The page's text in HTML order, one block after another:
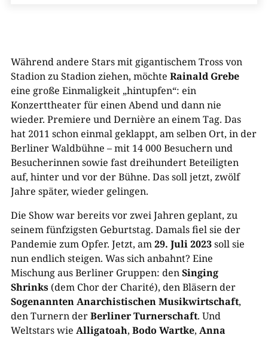
Während andere Stars mit gigantischem Tross von
Stadion zu Stadion ziehen, möchte Rainald Grebe
eine große Einmaligkeit „hintupfen“: ein
Konzerttheater für einen Abend und dann nie
wieder. Premiere und Dernière an einem Tag. Das
hat 2011 schon einmal geklappt, am selben Ort, in der
Berliner Waldbühne – mit 14 000 Besuchern und
Besucherinnen sowie fast dreihundert Beteiligten
auf, hinter und vor der Bühne. Das soll jetzt, zwölf
Jahre später, wieder gelingen.
Die Show war bereits vor zwei Jahren geplant, zu
seinem fünfzigsten Geburtstag. Damals fiel sie der
Pandemie zum Opfer. Jetzt, am29. Juli 2023soll sie
nun endlich steigen. Was sich anbahnt? Eine
Mischung aus Berliner Gruppen: denSinging
Shrinks(dem Chor der Charité), den Bläsern der
Sogenannten Anarchistischen Musikwirtschaft,
den Turnern derBerliner Turnerschaft. Und
Weltstars wie Alligatoah, Bodo Wartke, Anna